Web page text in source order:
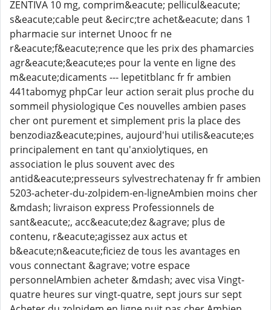
ZENTIVA 10 mg, comprim&eacute; pellicul&eacute;
s&eacute;cable peut &ecirc;tre achet&eacute; dans 1
pharmacie sur internet Unooc fr ne
r&eacute;f&eacute;rence que les prix des phamarcies
agr&eacute;&eacute;es pour la vente en ligne des
m&eacute;dicaments --- lepetitblanc fr fr ambien
441tabomyg phpCar leur action serait plus proche du
sommeil physiologique Ces nouvelles ambien pases
cher ont purement et simplement pris la place des
benzodiaz&eacute;pines, aujourd'hui utilis&eacute;es
principalement en tant qu'anxiolytiques, en
association le plus souvent avec des
antid&eacute;presseurs sylvestrechatenay fr fr ambien
5203-acheter-du-zolpidem-en-ligneAmbien moins cher
&mdash; livraison express Professionnels de
sant&eacute;, acc&eacute;dez &agrave; plus de
contenu, r&eacute;agissez aux actus et
b&eacute;n&eacute;ficiez de tous les avantages en
vous connectant &agrave; votre espace
personnelAmbien acheter &mdash; avec visa Vingt-
quatre heures sur vingt-quatre, sept jours sur sept